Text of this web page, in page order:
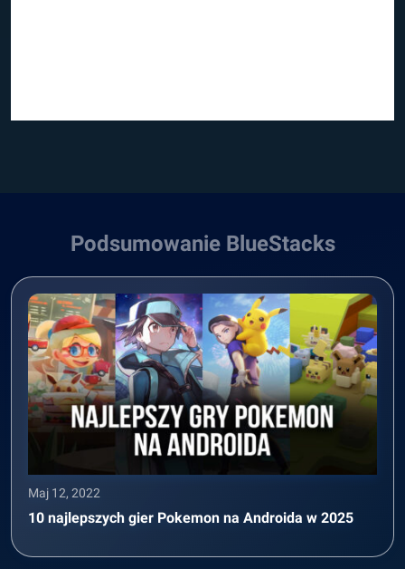
Podsumowanie BlueStacks
Maj 12, 2022
10 najlepszych gier Pokemon na Androida w 2025